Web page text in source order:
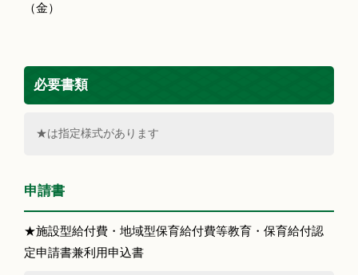
（金）
必要書類
★は指定様式があります
申請書
★施設型給付費・地域型保育給付費等教育・保育給付認
定申請書兼利用申込書